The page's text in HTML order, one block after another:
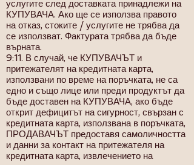
услугите след доставката принадлежи на
КУПУВАЧА. Ако ще се използва правото
на отказ, стоките / услугите не трябва да
се използват. Фактурата трябва да бъде
върната.
9:11. В случай, че КУПУВАЧЪТ и
притежателят на кредитната карта,
използвани по време на поръчката, не са
едно и също лице или преди продуктът да
бъде доставен на КУПУВАЧА, ако бъде
открит дефицитът на сигурност, свързан с
кредитната карта, използвана в поръчката,
ПРОДАВАЧЪТ предоставя самоличността
и данни за контакт на притежателя на
кредитната карта, извлечението на